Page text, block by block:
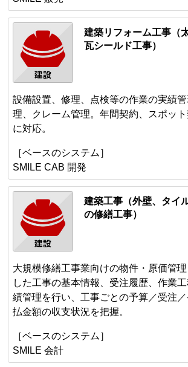
建築リフォーム工事（
瓦シールド工事）
設備設置、修理、点検等の作業の実績
理、クレーム管理。年間契約、スポッ
に対応。
［ベースのシステム］
SMILE CAB 開発
建築工事（外壁、タイ
の修繕工事）
大規模修繕工事業向けの物件・原価管
した工事の基本情報、受注履歴、作業
績管理を行い、工事ごとの予算／受注
払金額の収支状況を把握。
［ベースのシステム］
SMILE 会計